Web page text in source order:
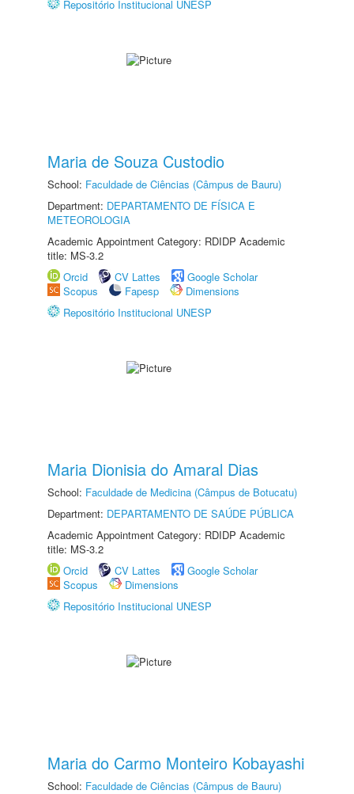
Repositório Institucional UNESP
Maria de Souza Custodio
School: Faculdade de Ciências (Câmpus de Bauru)
Department: DEPARTAMENTO DE FÍSICA E
METEOROLOGIA
Academic Appointment Category: RDIDP Academic
title: MS-3.2
Orcid
CV Lattes
Google Scholar
Scopus
Fapesp
Dimensions
Repositório Institucional UNESP
Maria Dionisia do Amaral Dias
School: Faculdade de Medicina (Câmpus de Botucatu)
Department: DEPARTAMENTO DE SAÚDE PÚBLICA
Academic Appointment Category: RDIDP Academic
title: MS-3.2
Orcid
CV Lattes
Google Scholar
Scopus
Dimensions
Repositório Institucional UNESP
Maria do Carmo Monteiro Kobayashi
School: Faculdade de Ciências (Câmpus de Bauru)